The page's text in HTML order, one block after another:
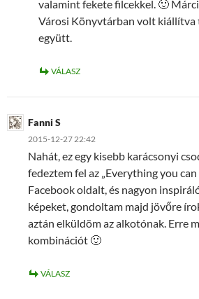
valamint fekete filcekkel. 🙂
Városi Könyvtárban volt kiállítva
együtt.
VÁLASZ
Fanni S
2015-12-27 22:42
Nahát, ez egy kisebb karácsonyi
fedeztem fel az „Everything you can
Facebook oldalt, és nagyon
képeket, gondoltam majd jövőre
aztán elküldöm az alkotónak. Erre
kombinációt 🙂
VÁLASZ